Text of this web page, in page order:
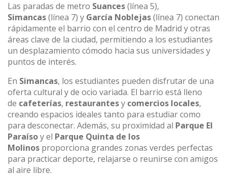
Las paradas de metro Suances(línea 5),
Simancas(línea 7) y García Noblejas(línea 7) conectan
rápidamente el barrio con el centro de Madrid y otras
áreas clave de la ciudad, permitiendo a los estudiantes
un desplazamiento cómodo hacia sus universidades y
puntos de interés.
En Simancas, los estudiantes pueden disfrutar de una
oferta cultural y de ocio variada. El barrio está lleno
de cafeterías, restaurantesy comercios locales,
creando espacios ideales tanto para estudiar como
para desconectar. Además, su proximidad al Parque El
Paraísoy el Parque Quinta de los
Molinos proporciona grandes zonas verdes perfectas
para practicar deporte, relajarse o reunirse con amigos
al aire libre.